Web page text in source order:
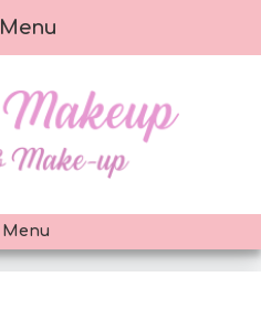
Menu
Menu